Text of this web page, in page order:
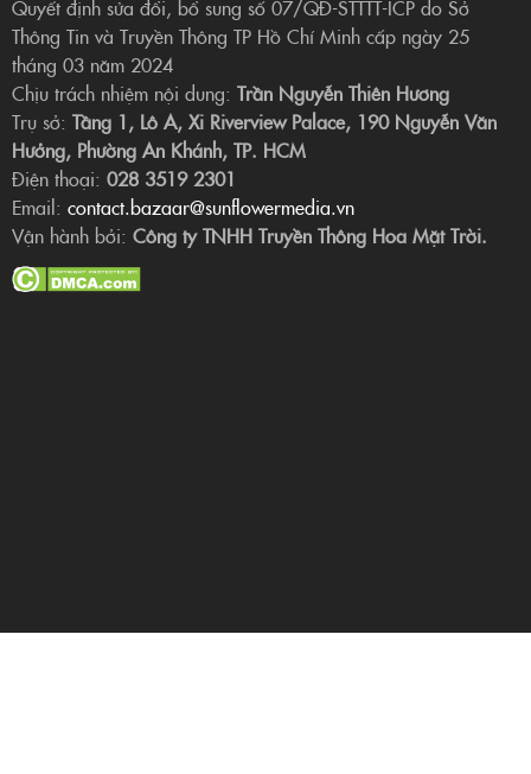
Quyết định sửa đổi, bổ sung số 07/QĐ-STTTT-ICP do Sở
Thông Tin và Truyền Thông TP Hồ Chí Minh cấp ngày 25
tháng 03 năm 2024
Chịu trách nhiệm nội dung: Trần Nguyễn Thiên Hương
Trụ sở: Tầng 1, Lô A, Xi Riverview Palace, 190 Nguyễn Văn
Hưởng, Phường An Khánh, TP. HCM
Điện thoại: 028 3519 2301
Email: contact.bazaar@sunflowermedia.vn
Vận hành bởi: Công ty TNHH Truyền Thông Hoa Mặt Trời.